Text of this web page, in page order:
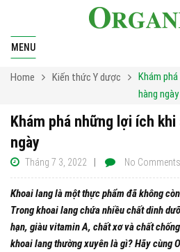
MENU
Home Kiến thức Y dược
Khám
hàng ngày
Khám phá những lợi ích khi
ngày
Tháng 7 3, 2022 No Comments
Khoai lang là một thực phẩm đã không
Trong khoai lang chứa nhiều chất dinh
hạn, giàu vitamin A, chất xơ và chất
khoai lang thường xuyên là gì? Hãy cùng